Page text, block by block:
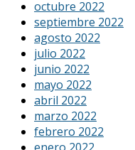
octubre 2022
septiembre 2022
agosto 2022
julio 2022
junio 2022
mayo 2022
abril 2022
marzo 2022
febrero 2022